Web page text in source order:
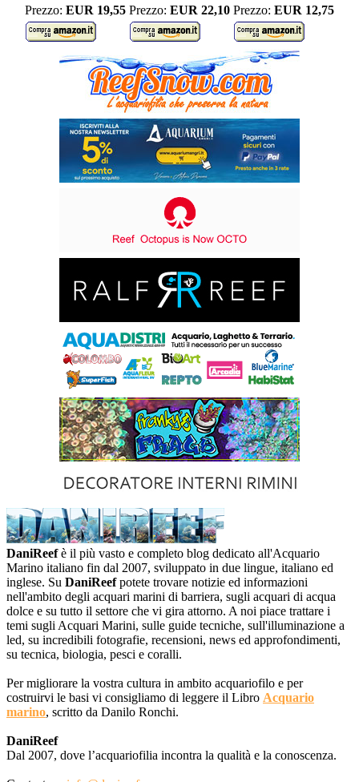
Prezzo: EUR 19,55 Prezzo: EUR 22,10 Prezzo: EUR 12,75
DaniReefè il più vasto e completo blog dedicato all'Acquario
Marino italiano fin dal 2007, sviluppato in due lingue, italiano ed
inglese. Su DaniReefpotete trovare notizie ed informazioni
nell'ambito degli acquari marini di barriera, sugli acquari di acqua
dolce e su tutto il settore che vi gira attorno. A noi piace trattare i
temi sugli Acquari Marini, sulle guide tecniche, sull'illuminazione a
led, su incredibili fotografie, recensioni, news ed approfondimenti,
su tecnica, biologia, pesci e coralli.
Per migliorare la vostra cultura in ambito acquariofilo e per
costruirvi le basi vi consigliamo di leggere il Libro Acquario
marino, scritto da Danilo Ronchi.
DaniReef
Dal 2007, dove l’acquariofilia incontra la qualità e la conoscenza.